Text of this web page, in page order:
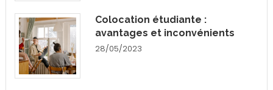
Colocation étudiante :
avantages et inconvénients
28/05/2023